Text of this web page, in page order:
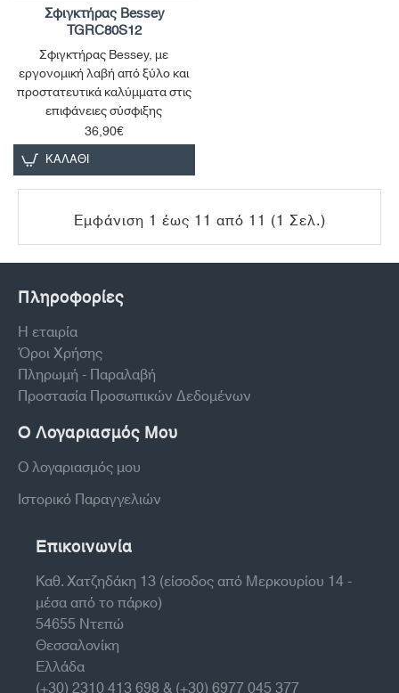
Σφιγκτήρας Bessey
TGRC80S12
Σφιγκτήρας Bessey, με
εργονομική λαβή από ξύλο και
προστατευτικά καλύμματα στις
επιφάνειες σύσφιξης
36,90€
ΚΑΛΆΘΙ
Εμφάνιση 1 έως 11 από 11 (1 Σελ.)
Πληροφορίες
Η εταιρία
Όροι Χρήσης
Πληρωμή - Παραλαβή
Προστασία Προσωπικών Δεδομένων
Ο Λογαριασμός Μου
Ο λογαριασμός μου
Ιστορικό Παραγγελιών
Επικοινωνία
Καθ. Χατζηδάκη 13 (είσοδος από Μερκουρίου 14 -
μέσα από το πάρκο)
54655 Ντεπώ
Θεσσαλονίκη
Ελλάδα